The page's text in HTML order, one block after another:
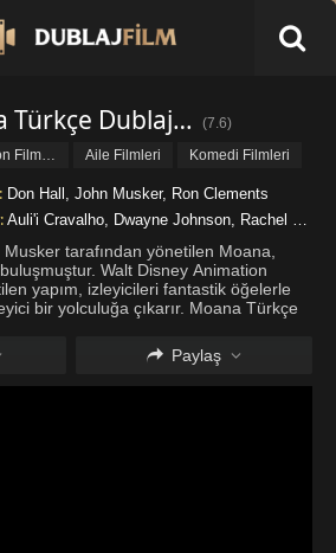
Moana Türkçe Dublaj İzle (7.6)
Animasyon Filmleri
Aile Filmleri Komedi Filmleri
Müzikal Filmleri
Don Hall , John Musker, Ron Clements
Auli'i Cravalho, Dwayne Johnson, Rachel House
tarafından yönetilen Moana,
Walt Disney Animation
yapım, izleyicileri fantastik öğelerle
bir yolculuğa çıkarır. Moana Türkçe
Paylaş